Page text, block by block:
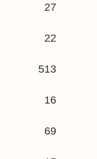
27
22
513
16
69